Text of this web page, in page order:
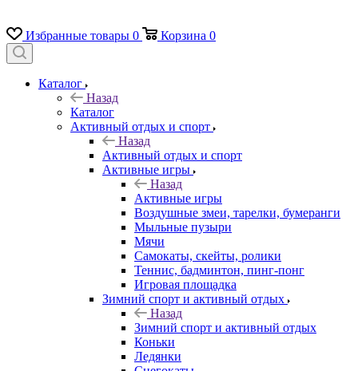
Избранные товары 0 Корзина 0
Каталог
Назад
Каталог
Активный отдых и спорт
Назад
Активный отдых и спорт
Активные игры
Назад
Активные игры
Воздушные змеи, тарелки, бумеранги
Мыльные пузыри
Мячи
Самокаты, скейты, ролики
Теннис, бадминтон, пинг-понг
Игровая площадка
Зимний спорт и активный отдых
Назад
Зимний спорт и активный отдых
Коньки
Ледянки